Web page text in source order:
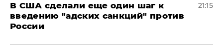
В США сделали еще один шаг к
введению "адских санкций" против
России
21:15